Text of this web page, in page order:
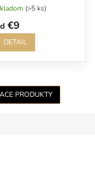
(>5 ks)
€9
DETAIL
PRODUKTY